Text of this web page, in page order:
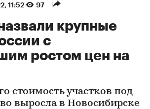
11:52 97
крупные
с
ростом цен на
стоимость участков под
выросла в Новосибирске